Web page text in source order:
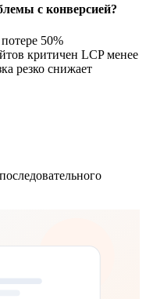
с конверсией?
50%
критичен LCP менее
резко снижает